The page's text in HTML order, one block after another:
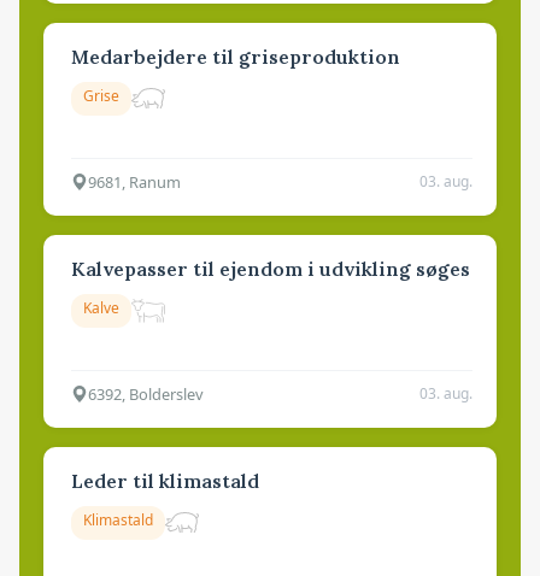
Medarbejdere til griseproduktion
Grise
9681, Ranum 03. aug.
Kalvepasser til ejendom i udvikling søges
Kalve
6392, Bolderslev 03. aug.
Leder til klimastald
Klimastald